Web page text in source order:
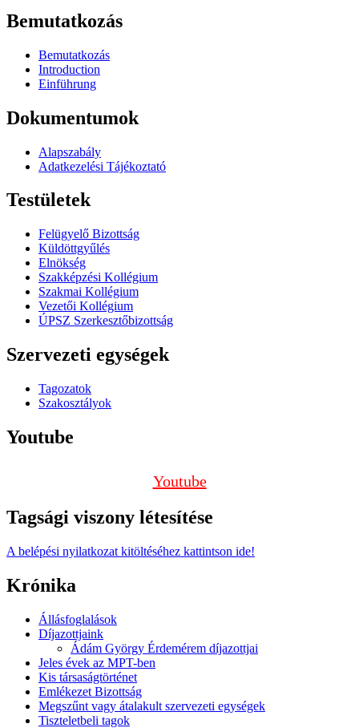
Bemutatkozás
Bemutatkozás
Introduction
Einführung
Dokumentumok
Alapszabály
Adatkezelési Tájékoztató
Testületek
Felügyelő Bizottság
Küldöttgyűlés
Elnökség
Szakképzési Kollégium
Szakmai Kollégium
Vezetői Kollégium
ÚPSZ Szerkesztőbizottság
Szervezeti egységek
Tagozatok
Szakosztályok
Youtube
Youtube
Tagsági viszony létesítése
A belépési nyilatkozat kitöltéséhez kattintson ide!
Krónika
Állásfoglalások
Díjazottjaink
Ádám György Érdemérem díjazottjai
Jeles évek az MPT-ben
Kis társaságtörténet
Emlékezet Bizottság
Megszűnt vagy átalakult szervezeti egységek
Tiszteletbeli tagok